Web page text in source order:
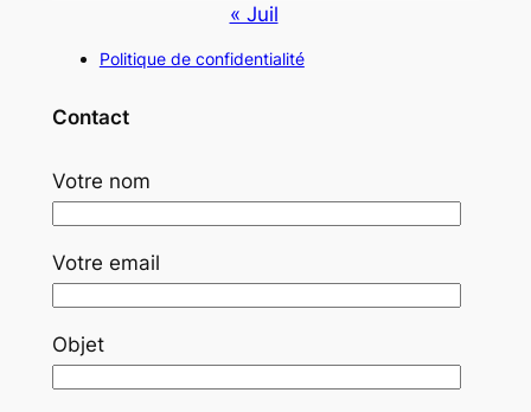
« Juil
Politique de confidentialité
Contact
Votre nom
Votre email
Objet